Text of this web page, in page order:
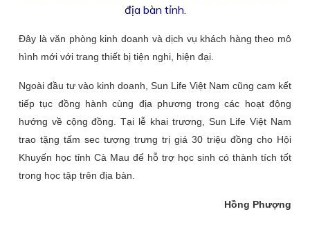
địa bàn tỉnh.
Đây là văn phòng kinh doanh và dịch vụ khách hàng theo mô
hình mới với trang thiết bị tiện nghi, hiện đại.
Ngoài đầu tư vào kinh doanh, Sun Life Việt Nam cũng cam kết
tiếp tục đồng hành cùng địa phương trong các hoạt động
hướng về cộng đồng. Tại lễ khai trương, Sun Life Việt Nam
trao tặng tấm sec tượng trưng trị giá 30 triệu đồng cho Hội
Khuyến học tỉnh Cà Mau để hỗ trợ học sinh có thành tích tốt
trong học tập trên địa bàn.
Hồng Phượng